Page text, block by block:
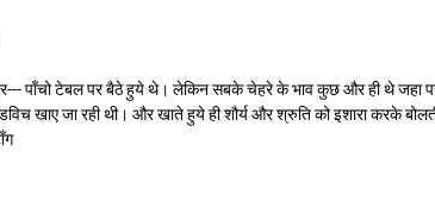
पाँचो टेबल पर बैठे हुये थे। लेकिन सबके चेहरे के भाव कुछ और ही थे जहा पर
खाए जा रही थी। और खाते हुये ही शौर्य और श्रुति को इशारा करके